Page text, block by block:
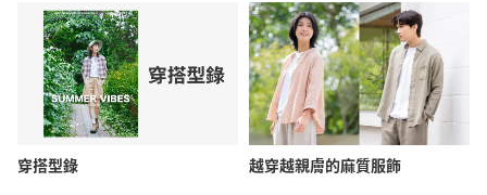
穿搭型錄 越穿越親膚的麻質服飾